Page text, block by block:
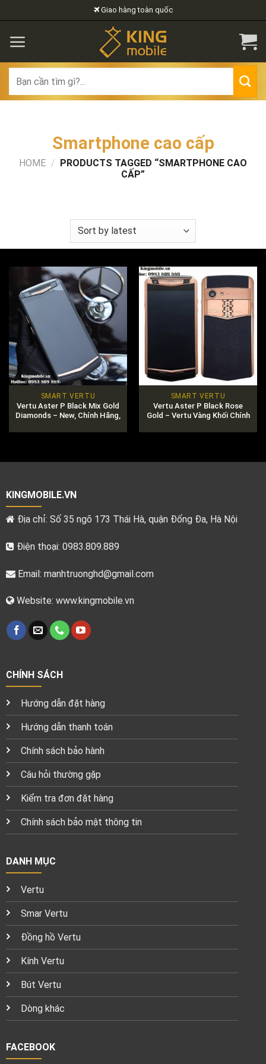
to
content
Giao hàng toàn quốc
for:
Smartphone cao cấp
HOME / PRODUCTS TAGGED “SMARTPHONE CAO
CẤP”
SMART VERTU
Vertu Aster P Black Mix Gold
Diamonds – New, Chính Hãng,
SMART VERTU
Vertu Aster P Black Rose
Gold – Vertu Vàng Khối Chính
KINGMOBILE.VN
Địa chỉ: Số 35 ngõ 173 Thái Hà, quận Đống Đa, Hà Nội
Điện thoại: 0983.809.889
Email: manhtruonghd@gmail.com
Website: www.kingmobile.vn
CHÍNH SÁCH
Hướng dẫn đặt hàng
Hướng dẫn thanh toán
Chính sách bảo hành
Câu hỏi thường gặp
Kiểm tra đơn đặt hàng
Chính sách bảo mật thông tin
DANH MỤC
Vertu
Smar Vertu
Đồng hồ Vertu
Kính Vertu
Bút Vertu
Dòng khác
FACEBOOK